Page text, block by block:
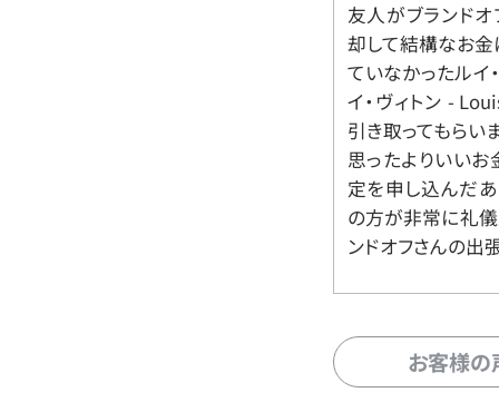
友人がブランド
却して結構なお金
ていなかったルイ
イ・ヴィトン -
引き取ってもらい
思ったよりいいお
定を申し込んだ
の方が非常に礼儀
ンドオフさんの出
お客様